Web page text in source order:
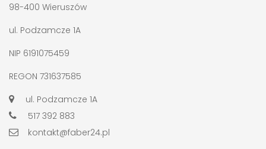
98-400 Wieruszów
ul. Podzamcze 1A
NIP 6191075459
REGON 731637585
ul. Podzamcze 1A
517 392 883
kontakt@faber24.pl